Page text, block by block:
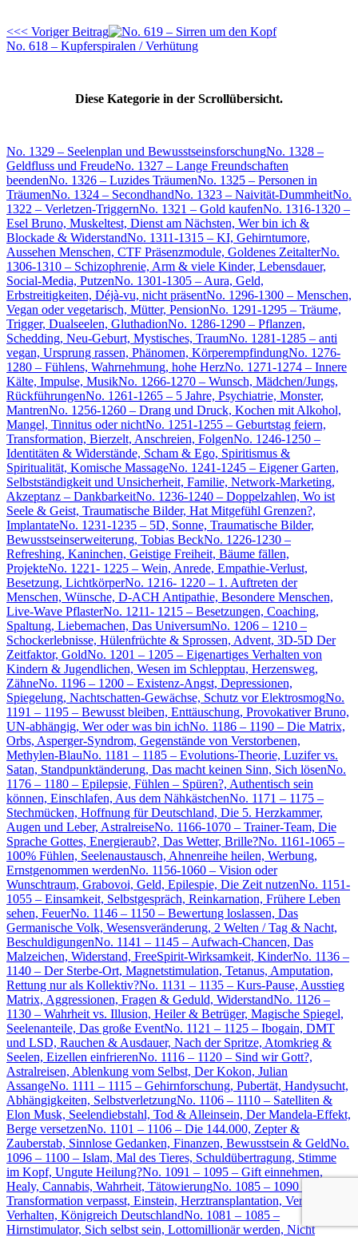
<<< Voriger Beitrag
No. 618 – Kupferspiralen / Verhütung
Diese Kategorie in der Scrollübersicht.
No. 1329 – Seelenplan und BewusstseinsforschungNo. 1328 –
Geldfluss und FreudeNo. 1327 – Lange Freundschaften
beendenNo. 1326 – Luzides TräumenNo. 1325 – Personen in
TräumenNo. 1324 – SecondhandNo. 1323 – Naivität-DummheitNo.
1322 – Verletzen-TriggernNo. 1321 – Gold kaufenNo. 1316-1320 –
Esel Bruno, Muskeltest, Dienst am Nächsten, Wer bin ich &
Blockade & WiderstandNo. 1311-1315 – KI, Gehirntumore,
Aussehen Menschen, CTF Präsenzmodule, Goldenes ZeitalterNo.
1306-1310 – Schizophrenie, Arm & viele Kinder, Lebensdauer,
Social-Media, PutzenNo. 1301-1305 – Aura, Geld,
Erbstreitigkeiten, Déjà-vu, nicht präsentNo. 1296-1300 – Menschen,
Vegan oder vegetarisch, Mütter, PensionNo. 1291-1295 – Träume,
Trigger, Dualseelen, GluthadionNo. 1286-1290 – Pflanzen,
Schedding, Neu-Geburt, Mystisches, TraumNo. 1281-1285 – anti
vegan, Ursprung rassen, Phänomen, KörperempfindungNo. 1276-
1280 – Fühlens, Wahrnehmung, hohe HerzNo. 1271-1274 – Innere
Kälte, Impulse, MusikNo. 1266-1270 – Wunsch, Mädchen/Jungs,
RückführungenNo. 1261-1265 – 5 Jahre, Psychiatrie, Monster,
MantrenNo. 1256-1260 – Drang und Druck, Kochen mit Alkohol,
Mangel, Tinnitus oder nichtNo. 1251-1255 – Geburtstag feiern,
Transformation, Bierzelt, Anschreien, FolgenNo. 1246-1250 –
Identitäten & Widerstände, Scham & Ego, Spiritismus &
Spiritualität, Komische MassageNo. 1241-1245 – Eigener Garten,
Selbstständigkeit und Unsicherheit, Familie, Network-Marketing,
Akzeptanz – DankbarkeitNo. 1236-1240 – Doppelzahlen, Wo ist
Seele & Geist, Traumatische Bilder, Hat Mitgefühl Grenzen?,
ImplantateNo. 1231-1235 – 5D, Sonne, Traumatische Bilder,
Bewusstseinserweiterung, Tobias BeckNo. 1226-1230 –
Refreshing, Kaninchen, Geistige Freiheit, Bäume fällen,
ProjekteNo. 1221- 1225 – Wein, Anrede, Empathie-Verlust,
Besetzung, LichtkörperNo. 1216- 1220 – 1. Auftreten der
Menschen, Wünsche, D-ACH Antipathie, Besondere Menschen,
Live-Wave PflasterNo. 1211- 1215 – Besetzungen, Coaching,
Spaltung, Liebemachen, Das UniversumNo. 1206 – 1210 –
Schockerlebnisse, Hülenfrüchte & Sprossen, Advent, 3D-5D Der
Zeitfaktor, GoldNo. 1201 – 1205 – Eigenartiges Verhalten von
Kindern & Jugendlichen, Wesen im Schlepptau, Herzensweg,
ZähneNo. 1196 – 1200 – Existenz-Angst, Depressionen,
Spiegelung, Nachtschatten-Gewächse, Schutz vor ElektrosmogNo.
1191 – 1195 – Bewusst bleiben, Enttäuschung, Provokativer Bruno,
UN-abhängig, Wer oder was bin ichNo. 1186 – 1190 – Die Matrix,
Orbs, Asperger-Syndrom, Gegenstände von Verstorbenen,
Methylen-BlauNo. 1181 – 1185 – Evolutions-Theorie, Luzifer vs.
Satan, Standpunktänderung, Das macht keinen Sinn, Sich lösenNo.
1176 – 1180 – Epilepsie, Fühlen – Spüren?, Authentisch sein
können, Einschlafen, Aus dem NähkästchenNo. 1171 – 1175 –
Stechmücken, Hoffnung für Deutschland, Die 5. Herzkammer,
Augen und Leber, AstralreiseNo. 1166-1070 – Trainer-Team, Die
Sprache Gottes, Energieraub?, Das Wetter, Brille?No. 1161-1065 –
100% Fühlen, Seelenaustausch, Ahnenreihe heilen, Werbung,
Ernstgenommen werdenNo. 1156-1060 – Vision oder
Wunschtraum, Grabovoi, Geld, Epilespie, Die Zeit nutzenNo. 1151-
1055 – Einsamkeit, Selbstgespräch, Reinkarnation, Frühere Leben
sehen, FeuerNo. 1146 – 1150 – Bewertung loslassen, Das
Germanische Volk, Wesensveränderung, 2 Welten / Tag & Nacht,
BeschuldigungenNo. 1141 – 1145 – Aufwach-Chancen, Das
Malzeichen, Widerstand, FreeSpirit-Wirksamkeit, KinderNo. 1136 –
1140 – Der Sterbe-Ort, Magnetstimulation, Tetanus, Amputation,
Rettung nur als Kollektiv?No. 1131 – 1135 – Kurs-Pause, Ausstieg
Matrix, Aggressionen, Fragen & Geduld, WiderstandNo. 1126 –
1130 – Wahrheit vs. Illusion, Heiler & Betrüger, Magische Spiegel,
Seelenanteile, Das große EventNo. 1121 – 1125 – Ibogain, DMT
und LSD, Rauchen & Ausdauer, Nach der Spritze, Atomkrieg &
Seelen, Eizellen einfrierenNo. 1116 – 1120 – Sind wir Gott?,
Astralreisen, Ablenkung vom Selbst, Der Kokon, Julian
AssangeNo. 1111 – 1115 – Gehirnforschung, Pubertät, Handysucht,
Abhängigkeiten, SelbstverletzungNo. 1106 – 1110 – Satelliten &
Elon Musk, Seelendiebstahl, Tod & Alleinsein, Der Mandela-Effekt,
Berge versetzenNo. 1101 – 1106 – Die 144.000, Zepter &
Zauberstab, Sinnlose Gedanken, Finanzen, Bewusstsein & GeldNo.
1096 – 1100 – Islam, Mal des Tieres, Schuldübertragung, Stimme
im Kopf, Ungute Heilung?No. 1091 – 1095 – Gift einnehmen,
Healy, Cannabis, Wahrheit, TätowierungNo. 1085 – 1090 –
Transformation verpasst, Einstein, Herztransplantation, Verletzendes
Verhalten, Königreich DeutschlandNo. 1081 – 1085 –
Hirnstimulator, Sich selbst sein, Lottomillionär werden, Nicht